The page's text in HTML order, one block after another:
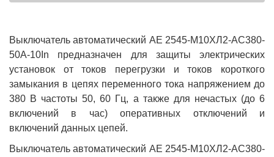
Выключатель автоматический АЕ 2545-М10ХЛ2-AC380-
50А-10In предназначен для защиты электрических
установок от токов перегрузки и токов короткого
замыкания в цепях переменного тока напряжением до
380 В частоты 50, 60 Гц, а также для нечастых (до 6
включений в час) оперативных отключений и
включений данных цепей.
Выключатель автоматический АЕ 2545-М10ХЛ2-AC380-